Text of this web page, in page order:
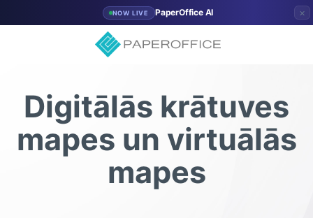
NOW LIVE PaperOffice AI ×
Digitālās krātuves
mapes un virtuālās
mapes